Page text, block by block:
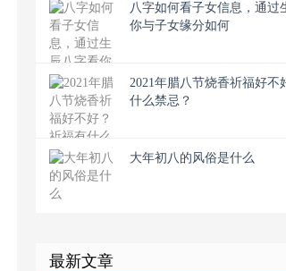
八字如何看子女信息，通过
你与子女缘分如何
2021年腊八节烧香祈福好不
什么禁忌？
大年初八的风俗是什么
最新文章